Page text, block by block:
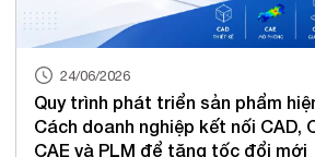
16/04/2026
3 Cải Tiến Trong CAM-TOOL
Tối Ưu Lập Trình NC Và Gia
Hiệu Quả Hơn